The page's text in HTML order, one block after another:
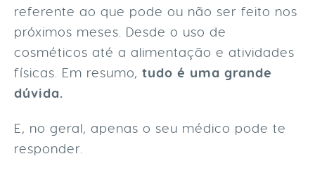
referente ao que pode ou não ser feito nos
próximos meses. Desde o uso de
cosméticos até a alimentação e atividades
físicas. Em resumo, tudo é uma grande
dúvida.
E, no geral, apenas o seu médico pode te
responder.